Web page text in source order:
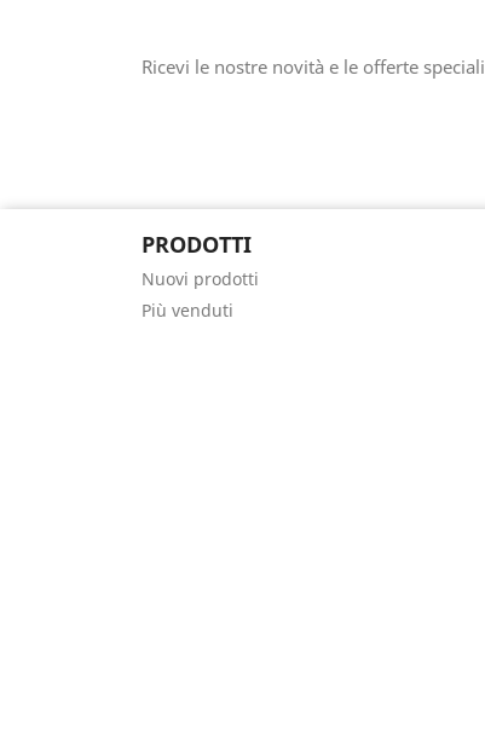
Ricevi le nostre novità e le offerte speciali
PRODOTTI
Nuovi prodotti
Più venduti